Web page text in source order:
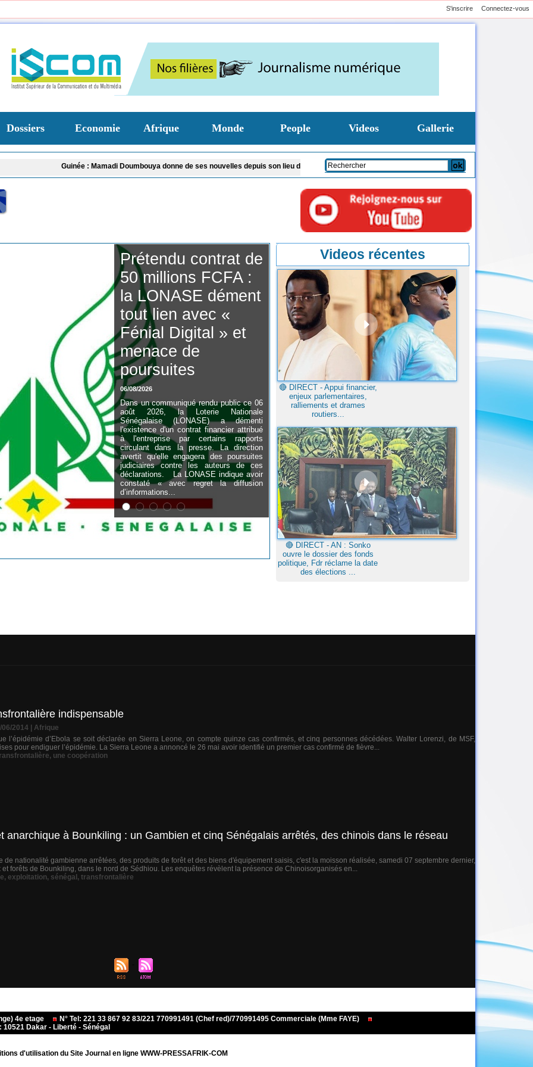
Connectez-vous
S'inscrire
Dossiers Economie Afrique Monde People Videos Gallerie
Guinée : Mamadi Doumbouya donne de ses nouvelles depuis son lieu de vacances Après l'appel du CNTS, 280 poches de sang collectées en une
Assemblée
nationale : une
session
extraordinaire
convoquée sur les
exonérations
fiscales et les
licences de pêche
06/08/2026
Dans un arrêté daté du 06 août 2026, le
président de l'Assemblée nationale a
acté la tenue d'une session extraordinaire
consacrée au contrôle des finances
publiques et du secteur maritime. La
clôture des travaux interviendra dès
l'épuisement des points inscrits au
programme. Cette session
extraordinaire s'articulera autour de deux
axes prioritaires d'évaluation et de
contrôle. Les...
Videos récentes
🔴​ DIRECT - Appui financier,
enjeux parlementaires,
ralliements et drames
routiers...
🔴​ DIRECT - AN : Sonko
ouvre le dossier des fonds
politique, Fdr réclame la date
des élections ...
indispensable
06/2014
Afrique
l’épidémie d’Ebola se soit déclarée en Sierra Leone, on compte quinze cas confirmés, et cinq personnes décédées. Walter Lorenzi, de MSF,
pour endiguer l’épidémie. La Sierra Leone a annoncé le 26 mai avoir identifié un premier cas confirmé de fièvre...
, une coopération
anarchique à Bounkiling : un Gambien et cinq Sénégalais arrêtés, des chinois dans le réseau
de nationalité gambienne arrêtées, des produits de forêt et des biens d'équipement saisis, c'est la moisson réalisée, samedi 07 septembre dernier,
et forêts de Bounkiling, dans le nord de Sédhiou. Les enquêtes révèlent la présence de Chinoisorganisés en...
, exploitation, sénégal , transfrontalière
4e etage
N° Tel: 221 33 867 92 83/221 770991491 (Chef red)/770991495 Commerciale (Mme FAYE)
Dakar - Liberté - Sénégal
d'utilisation du Site Journal en ligne WWW-PRESSAFRIK-COM